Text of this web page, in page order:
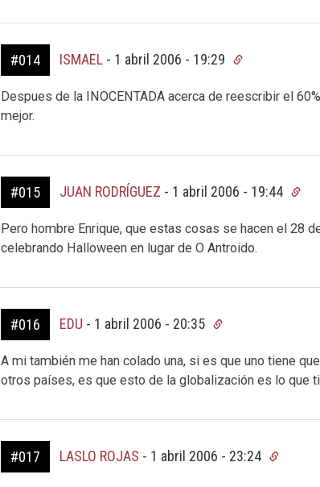
#014 ISMAEL- 1 abril 2006 - 19:29
Despues de la INOCENTADA acerca de reescribir el
mejor.
#015 JUAN RODRÍGUEZ - 1 abril 2006 - 19:44
Pero hombre Enrique, que estas cosas se hacen el 28
celebrando Halloween en lugar de O Antroido.
#016 EDU - 1 abril 2006 - 20:35
A mi también me han colado una, si es que uno tiene
otros países, es que esto de la globalización es lo que
#017 LASLO ROJAS - 1 abril 2006 - 23:24